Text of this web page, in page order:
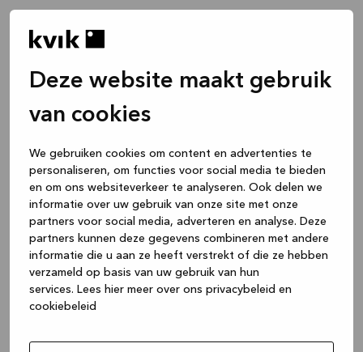
Deze website maakt gebruik
van cookies
We gebruiken cookies om content en advertenties te
personaliseren, om functies voor social media te bieden
en om ons websiteverkeer te analyseren. Ook delen we
informatie over uw gebruik van onze site met onze
partners voor social media, adverteren en analyse. Deze
partners kunnen deze gegevens combineren met andere
informatie die u aan ze heeft verstrekt of die ze hebben
verzameld op basis van uw gebruik van hun
services. Lees hier meer over ons privacybeleid en
cookiebeleid